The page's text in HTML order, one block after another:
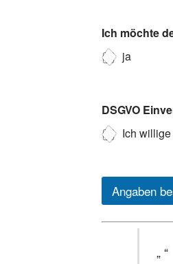
Ich möchte
ja
DSGVO
Ich
Angaben